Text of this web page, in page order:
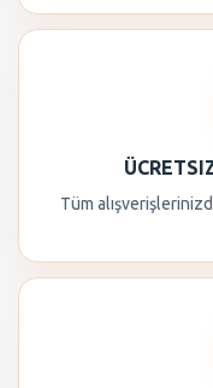
Tüm